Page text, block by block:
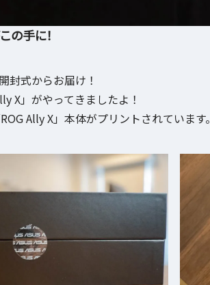
の手に！
封式からお届け！
X」がやってきましたよ！
Ally X」本体がプリントされています。